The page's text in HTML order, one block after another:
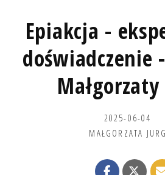
Epiakcja -
doświadczenie
2025-06-04
MAŁGORZATA